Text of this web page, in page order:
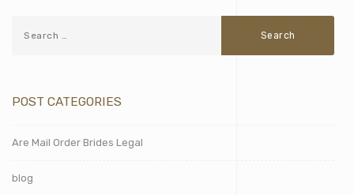
POST CATEGORIES
Are Mail Order Brides Legal
blog